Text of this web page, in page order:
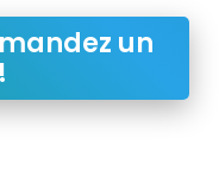
un